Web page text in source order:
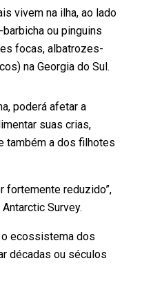
vivem na ilha, ao lado
ou pinguins
focas, albatrozes-
na Georgia do Sul.
poderá afetar a
suas crias,
também a dos filhotes
fortemente reduzido”,
Survey.
ecossistema dos
décadas ou séculos